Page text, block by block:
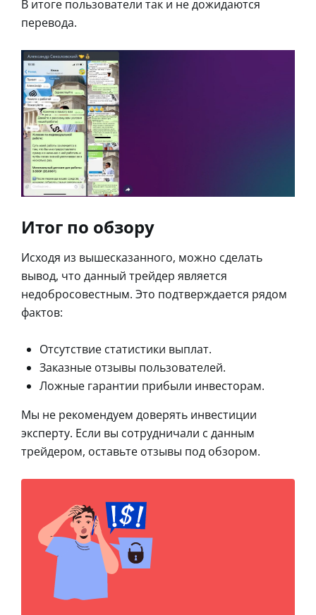
В итоге пользователи так и не дожидаются
перевода.
Итог по обзору
Исходя из вышесказанного, можно сделать
вывод, что данный трейдер является
недобросовестным. Это подтверждается рядом
фактов:
Отсутствие статистики выплат.
Заказные отзывы пользователей.
Ложные гарантии прибыли инвесторам.
Мы не рекомендуем доверять инвестиции
эксперту. Если вы сотрудничали с данным
трейдером, оставьте отзывы под обзором.